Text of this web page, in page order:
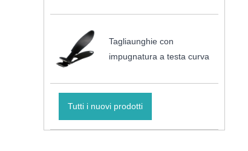
Tagliaunghie con
impugnatura a testa curva
Tutti i nuovi prodotti